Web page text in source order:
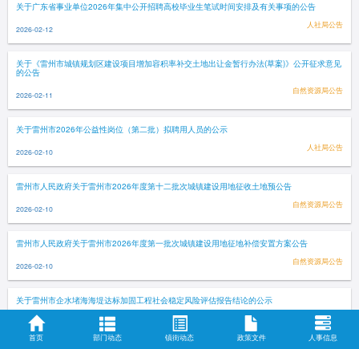
关于广东省事业单位2026年集中公开招聘高校毕业生笔试时间安排及有关事项的公告
2026-02-12 人社局公告
关于《雷州市城镇规划区建设项目增加容积率补交土地出让金暂行办法(草案)》公开征求意见
的公告
2026-02-11 自然资源局公告
关于雷州市2026年公益性岗位（第二批）拟聘用人员的公示
2026-02-10 人社局公告
雷州市人民政府关于雷州市2026年度第十二批次城镇建设用地征收土地预公告
2026-02-10 自然资源局公告
雷州市人民政府关于雷州市2026年度第一批次城镇建设用地征地补偿安置方案公告
2026-02-10 自然资源局公告
关于雷州市企水堵海海堤达标加固工程社会稳定风险评估报告结论的公示
2026-02-10
公示公告
首页
部门动态 镇街动态 政策文件 人事信息